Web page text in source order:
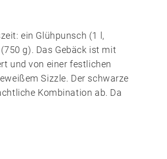
ein Glühpunsch (1 l,
g). Das Gebäck ist mit
und von einer festlichen
Sizzle. Der schwarze
Kombination ab. Da